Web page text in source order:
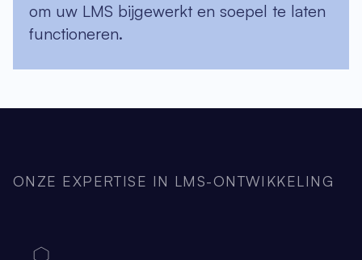
om uw LMS bijgewerkt en soepel te laten
functioneren.
ONZE EXPERTISE IN LMS-ONTWIKKELING